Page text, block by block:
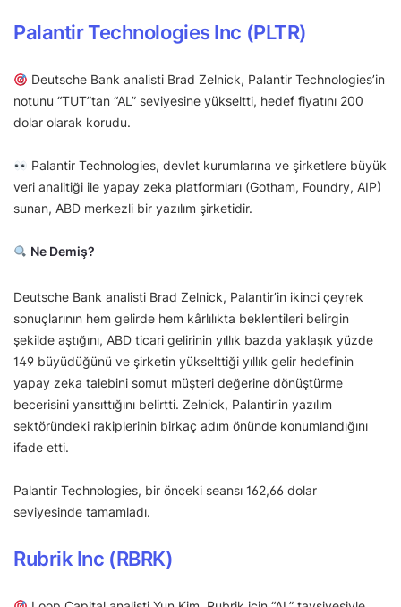
Palantir Technologies Inc (PLTR)
Deutsche Bank analisti Brad Zelnick, Palantir Technologies’in
notunu “TUT”tan “AL” seviyesine yükseltti, hedef fiyatını 200
dolar olarak korudu.
Palantir Technologies, devlet kurumlarına ve şirketlere büyük
veri analitiği ile yapay zeka platformları (Gotham, Foundry, AIP)
sunan, ABD merkezli bir yazılım şirketidir.
Ne Demiş?
Deutsche Bank analisti Brad Zelnick, Palantir’in ikinci çeyrek
sonuçlarının hem gelirde hem kârlılıkta beklentileri belirgin
şekilde aştığını, ABD ticari gelirinin yıllık bazda yaklaşık yüzde
149 büyüdüğünü ve şirketin yükselttiği yıllık gelir hedefinin
yapay zeka talebini somut müşteri değerine dönüştürme
becerisini yansıttığını belirtti. Zelnick, Palantir’in yazılım
sektöründeki rakiplerinin birkaç adım önünde konumlandığını
ifade etti.
Palantir Technologies, bir önceki seansı 162,66 dolar
seviyesinde tamamladı.
Rubrik Inc (RBRK)